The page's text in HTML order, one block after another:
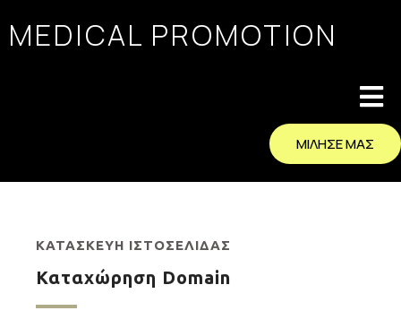
MEDICAL PROMOTION
ΜΙΛΗΣΕ ΜΑΣ
ΚΑΤΑΣΚΕΥΗ ΙΣΤΟΣΕΛΙΔΑΣ
Καταχώρηση Domain